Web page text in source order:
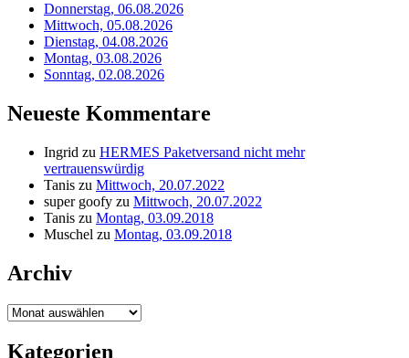
Donnerstag, 06.08.2026
Mittwoch, 05.08.2026
Dienstag, 04.08.2026
Montag, 03.08.2026
Sonntag, 02.08.2026
Neueste Kommentare
Ingrid zu HERMES Paketversand nicht mehr
vertrauenswürdig
Tanis zu Mittwoch, 20.07.2022
super goofy zu Mittwoch, 20.07.2022
Tanis zu Montag, 03.09.2018
Muschel zu Montag, 03.09.2018
Archiv
Archiv
Kategorien